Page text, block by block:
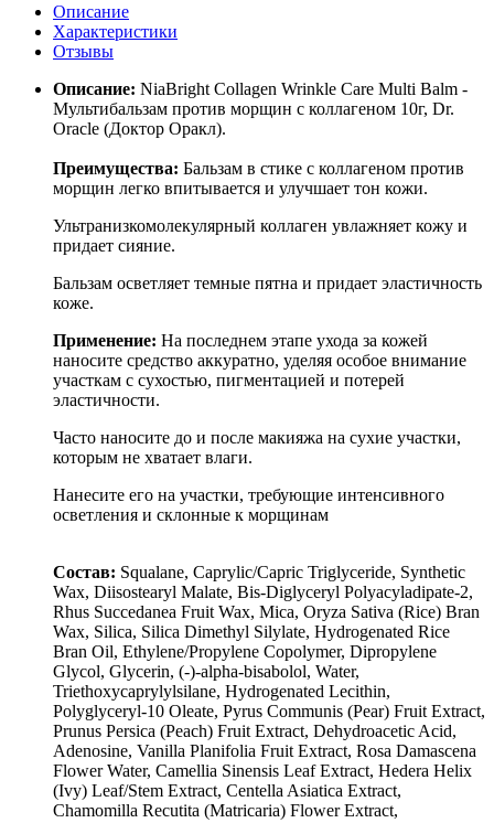
Описание
Характеристики
Отзывы
Описание: NiaBright Collagen Wrinkle Care Multi Balm -
Мультибальзам против морщин с коллагеном 10г, Dr.
Oracle (Доктор Оракл).
Преимущества: Бальзам в стике с коллагеном против
морщин легко впитывается и улучшает тон кожи.
Ультранизкомолекулярный коллаген увлажняет кожу и
придает сияние.
Бальзам осветляет темные пятна и придает эластичность
коже.
Применение: На последнем этапе ухода за кожей
наносите средство аккуратно, уделяя особое внимание
участкам с сухостью, пигментацией и потерей
эластичности.
Часто наносите до и после макияжа на сухие участки,
которым не хватает влаги.
Нанесите его на участки, требующие интенсивного
осветления и склонные к морщинам
Состав: Squalane, Caprylic/Capric Triglyceride, Synthetic
Wax, Diisostearyl Malate, Bis-Diglyceryl Polyacyladipate-2,
Rhus Succedanea Fruit Wax, Mica, Oryza Sativa (Rice) Bran
Wax, Silica, Silica Dimethyl Silylate, Hydrogenated Rice
Bran Oil, Ethylene/Propylene Copolymer, Dipropylene
Glycol, Glycerin, (-)-alpha-bisabolol, Water,
Triethoxycaprylylsilane, Hydrogenated Lecithin,
Polyglyceryl-10 Oleate, Pyrus Communis (Pear) Fruit Extract,
Prunus Persica (Peach) Fruit Extract, Dehydroacetic Acid,
Adenosine, Vanilla Planifolia Fruit Extract, Rosa Damascena
Flower Water, Camellia Sinensis Leaf Extract, Hedera Helix
(Ivy) Leaf/Stem Extract, Centella Asiatica Extract,
Chamomilla Recutita (Matricaria) Flower Extract,